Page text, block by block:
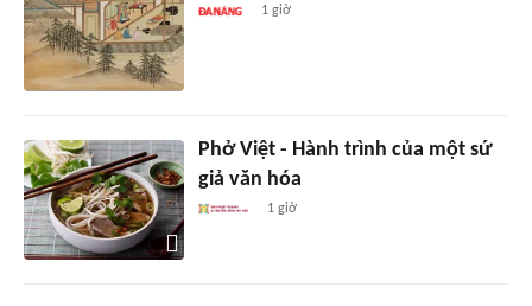
1 giờ
Phở Việt - Hành trình của một sứ
giả văn hóa
1 giờ